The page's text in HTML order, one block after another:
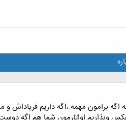
برامون مهمه ،اگه داریم